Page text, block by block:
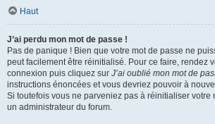
Haut
J’ai perdu mon mot de passe !
Pas de panique ! Bien que votre mot de passe ne
peut facilement être réinitialisé. Pour ce faire, rendez
connexion puis cliquez sur J’ai oublié mon mot de
instructions énoncées et vous devriez pouvoir à
Si toutefois vous ne parveniez pas à réinitialiser votre
un administrateur du forum.